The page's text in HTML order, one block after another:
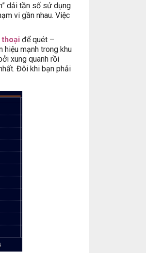
dải tần số sử dụng
vi gần nhau. Việc
thoạiđể quét –
mạnh trong khu
xung quanh rồi
Đôi khi bạn phải